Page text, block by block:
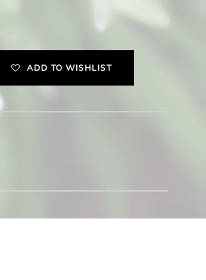
ADD TO WISHLIST